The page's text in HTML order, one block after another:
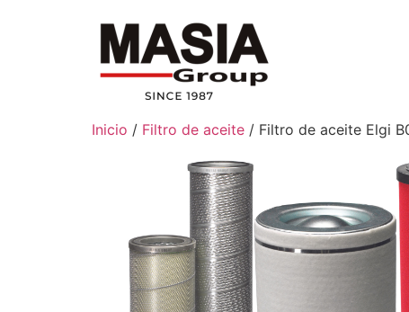
Inicio / Filtro de aceite / Filtro de aceite Elgi